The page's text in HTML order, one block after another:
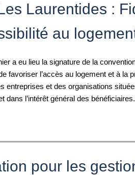
Laurentides :
au
a eu lieu la signature de la
favoriser l’accès au logement et à la
entreprises et des organisations
dans l’intérêt général des
pour les